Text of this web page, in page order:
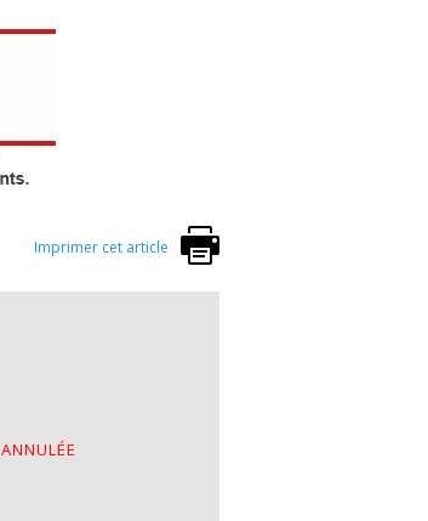
Imprimer cet article
ANNULÉE